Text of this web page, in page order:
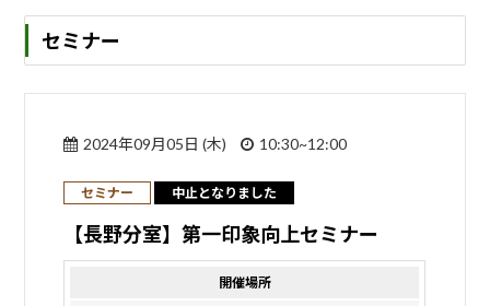
セミナー
2024年09月05日 (木) 10:30~12:00
セミナー 中止となりました
【長野分室】第一印象向上セミナー
開催場所